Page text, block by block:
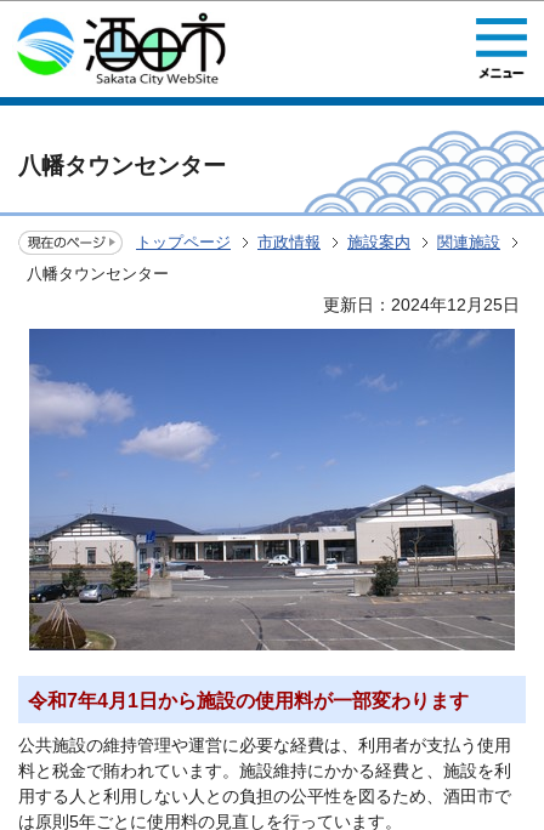
このページの本文へ移動
八幡タウンセンター
トップページ 市政情報 施設案内
関連施設
八幡タウンセンター
更新日：2024年12月25日
令和7年4月1日から施設の使用料が一部変わります
公共施設の維持管理や運営に必要な経費は、利用者が支払う使用
料と税金で賄われています。施設維持にかかる経費と、施設を利
用する人と利用しない人との負担の公平性を図るため、酒田市で
は原則5年ごとに使用料の見直しを行っています。